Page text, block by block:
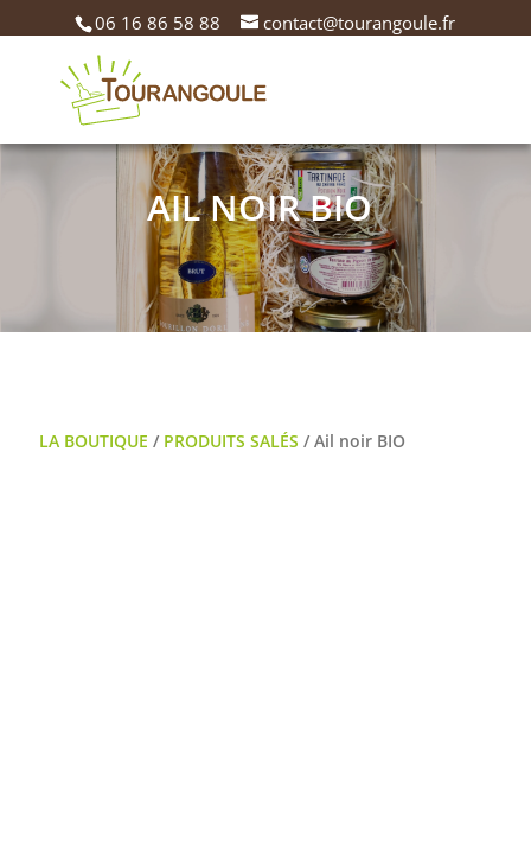
06 16 86 58 88 contact@tourangoule.fr
AIL NOIR BIO
LA BOUTIQUE / PRODUITS SALÉS / Ail noir BIO